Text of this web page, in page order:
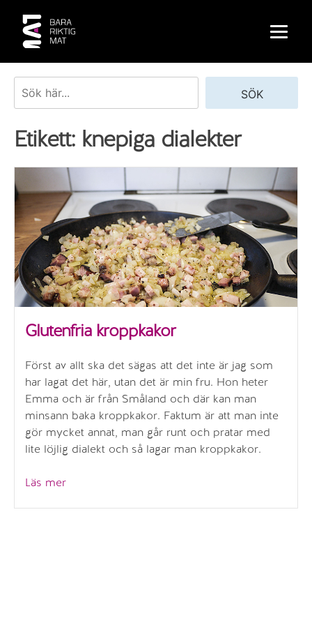
content
SÖK
Etikett: knepiga dialekter
Glutenfria kroppkakor
Först av allt ska det sägas att det inte är jag som
har lagat det här, utan det är min fru. Hon heter
Emma och är från Småland och där kan man
minsann baka kroppkakor. Faktum är att man inte
gör mycket annat, man går runt och pratar med
lite löjlig dialekt och så lagar man kroppkakor.
Läs mer”Glutenfria